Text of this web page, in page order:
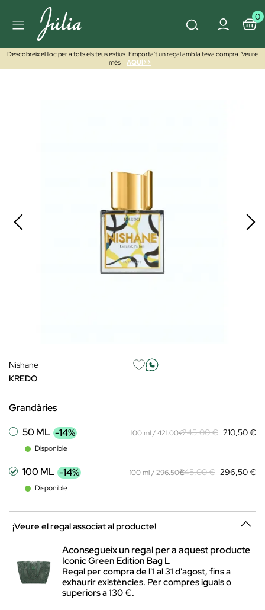
0
Descobreix el lloc per a tots els teus estius. Emporta't un regal amb la teva compra. Veure
més
AQUÍ>>
Nishane
KREDO
Grandàries
50 ML -14%
Disponible
100 ml / 421.00€245,00 € 210,50 €
100 ML -14%
Disponible
100 ml / 296.50€345,00 € 296,50 €
¡Veure el regal associat al producte!
Aconsegueix un regal per a aquest producte
Iconic Green Edition Bag L
Regal per compra de l'1 al 31 d'agost, fins a
exhaurir existències. Per compres iguals o
superiors a 130 €.